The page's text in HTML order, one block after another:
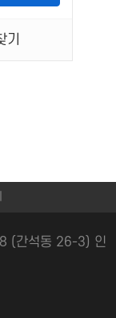
(간석동 26-3) 인